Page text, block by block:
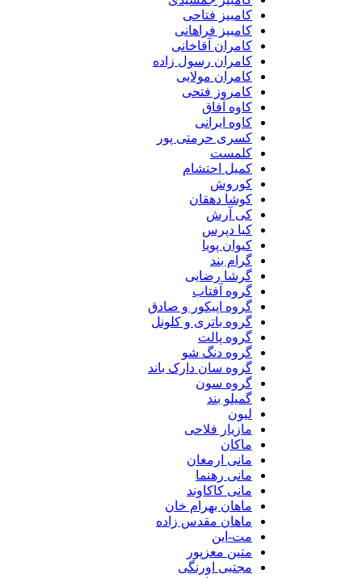
کامبیز فتاحی
کامبیز فراهانی
کامران آقاخانی
کامران رسول زاده
کامران مولایی
کامروز فتحی
کاوه آفاق
کاوه ایرانی
کسری حرمتی پور
کلمست
کمیل احتشام
کوروش
کوشا دهقان
کی آرش
کیا دپرس
کیوان پویا
گرام بند
گرشا رضایی
گروه آفتاب
گروه اپیکور و صادق
گروه باتری و کلونل
گروه پالت
گروه دنگ شو
گروه سان دارک باند
گروه سون
گمیلو بند
لیون
مازیار فلاحی
ماکان
مانی ارمغان
مانی رهنما
مانی کاکاوند
ماهان بهرام خان
ماهان مقدس زاده
مت-این
متین معزپور
مجتبی اورنگی